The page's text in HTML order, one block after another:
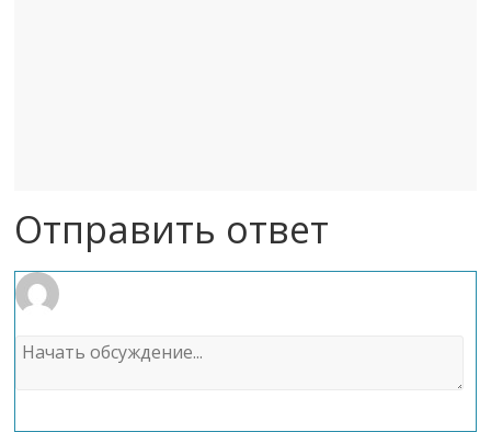
Отправить ответ